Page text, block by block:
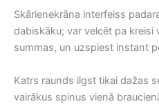
Skārienekrāna interfeiss
dabiskāku; var velcēt pa kreisi
summas, un uzspiest instant
Katrs raunds ilgst tikai dažas
vairākus spinus vienā